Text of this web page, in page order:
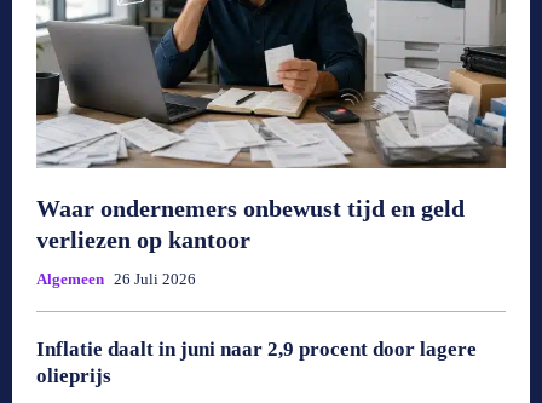
Waar ondernemers onbewust tijd en geld
verliezen op kantoor
Algemeen 26 Juli 2026
Inflatie daalt in juni naar 2,9 procent door lagere
olieprijs